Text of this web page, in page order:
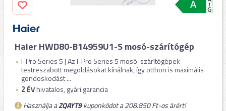
Haier HWD80-B14959U1-S mosó-szárítógép
I-Pro Series 5 | Az I-Pro Series 5 mosó-szárítógépek
testreszabott megoldásokat kínálnak, így otthon is maximális
gondoskodást ...
2 ÉVhivatalos, gyári garancia
Használja aZQAYT9kuponkódot a 208.850 Ft-os árért!